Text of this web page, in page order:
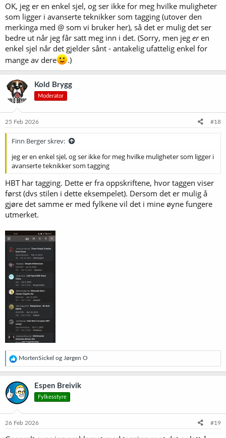
OK, jeg er en enkel sjel, og ser ikke for meg hvilke muligheter
som ligger i avanserte teknikker som tagging (utover den
merkinga med @ som vi bruker her), så det er mulig det ser
bedre ut når jeg får satt meg inn i det. (Sorry, men jeg eren
enkel sjel når det gjelder sånt - antakelig ufattelig enkel for
mange av dere
.)
Kold Brygg
Moderator
25 Feb 2026 #18
Finn Berger skrev:
jeg er en enkel sjel, og ser ikke for meg hvilke muligheter som ligger i
avanserte teknikker som tagging
HBT har tagging. Dette er fra oppskriftene, hvor taggen viser
først (dvs stilen i dette eksempelet). Dersom det er mulig å
gjøre det samme er med fylkene vil det i mine øyne fungere
utmerket.
R
e
a
k
s
j
o
e
MortenSickel og Jørgen O
Espen Breivik
Fylkesstyre
26 Feb 2026 #19